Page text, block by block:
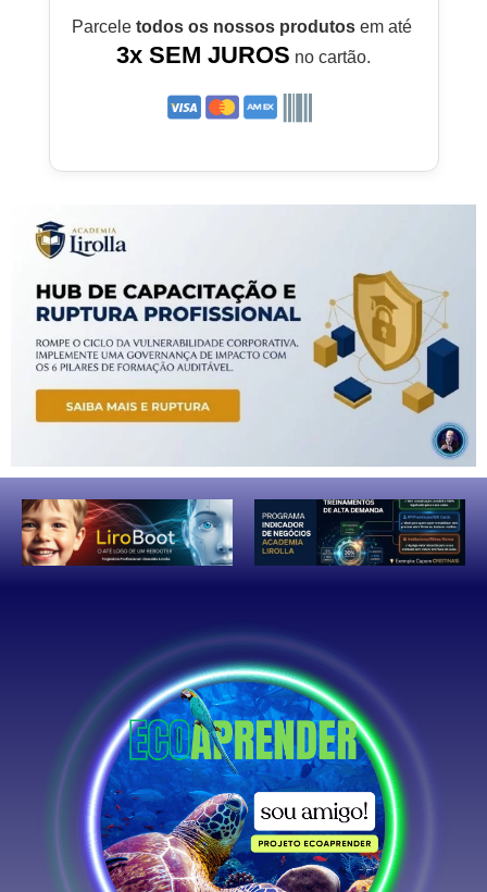
Parcele todos os nossos produtosem até
3x SEM JUROS no cartão.